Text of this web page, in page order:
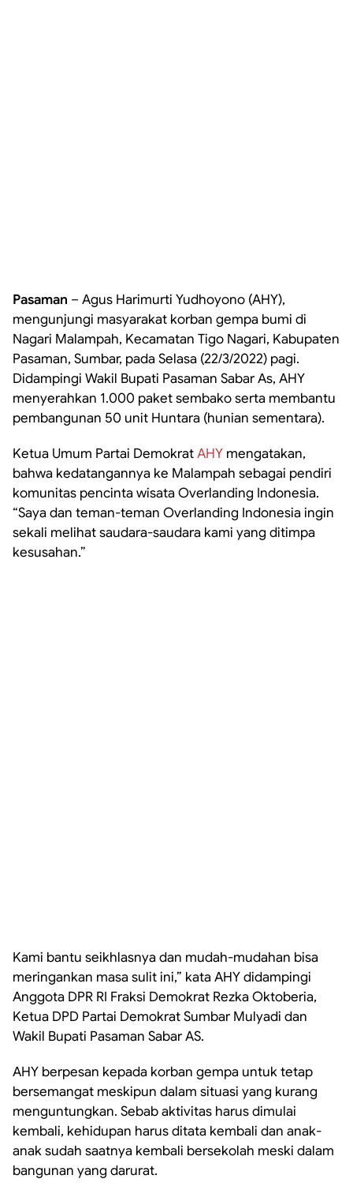
Pasaman – Agus Harimurti Yudhoyono (AHY),
mengunjungi masyarakat korban gempa bumi di
Nagari Malampah, Kecamatan Tigo Nagari, Kabupaten
Pasaman, Sumbar, pada Selasa (22/3/2022) pagi.
Didampingi Wakil Bupati Pasaman Sabar As, AHY
menyerahkan 1.000 paket sembako serta membantu
pembangunan 50 unit Huntara (hunian sementara).
Ketua Umum Partai DemokratAHY mengatakan,
bahwa kedatangannya ke Malampah sebagai pendiri
komunitas pencinta wisata Overlanding Indonesia.
“Saya dan teman-teman Overlanding Indonesia ingin
sekali melihat saudara-saudara kami yang ditimpa
kesusahan.”
Kami bantu seikhlasnya dan mudah-mudahan bisa
meringankan masa sulit ini,” kata AHY didampingi
Anggota DPR RI Fraksi Demokrat Rezka Oktoberia,
Ketua DPD Partai Demokrat Sumbar Mulyadi dan
Wakil Bupati Pasaman Sabar AS.
AHY berpesan kepada korban gempa untuk tetap
bersemangat meskipun dalam situasi yang kurang
menguntungkan. Sebab aktivitas harus dimulai
kembali, kehidupan harus ditata kembali dan anak-
anak sudah saatnya kembali bersekolah meski dalam
bangunan yang darurat.